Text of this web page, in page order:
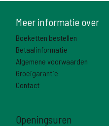
Meer informatie over
Boeketten bestellen
Betaalinformatie
Algemene voorwaarden
Groeigarantie
Contact
Openingsuren